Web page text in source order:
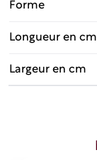
Forme
Longueur en cm
Largeur en cm